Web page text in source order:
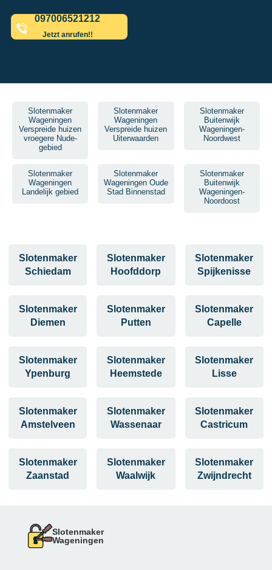
097006521212
Jetzt anrufen!!
Slotenmaker
Wageningen
Verspreide huizen
vroegere Nude-
gebied
Slotenmaker
Wageningen
Verspreide huizen
Uiterwaarden
Slotenmaker
Buitenwijk
Wageningen-
Noordwest
Slotenmaker
Wageningen
Landelijk gebied
Slotenmaker
Wageningen Oude
Stad Binnenstad
Slotenmaker
Buitenwijk
Wageningen-
Noordoost
Slotenmaker
Schiedam
Slotenmaker
Hoofddorp
Slotenmaker
Spijkenisse
Slotenmaker
Diemen
Slotenmaker
Putten
Slotenmaker
Capelle
Slotenmaker
Ypenburg
Slotenmaker
Heemstede
Slotenmaker
Lisse
Slotenmaker
Amstelveen
Slotenmaker
Wassenaar
Slotenmaker
Castricum
Slotenmaker
Zaanstad
Slotenmaker
Waalwijk
Slotenmaker
Zwijndrecht
Slotenmaker
Wageningen